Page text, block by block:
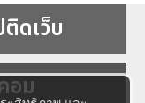
ดเว็บ
อม